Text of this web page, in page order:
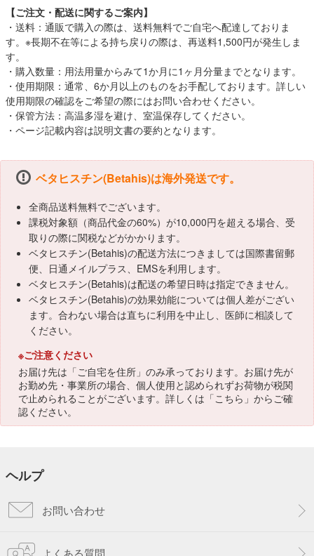
【ご注文・配送に関するご案内】
・送料：通販で購入の際は、送料無料でご自宅へ配達しておりま
す。※長期不在等による持ち戻りの際は、再送料1,500円が発生しま
す。
・購入数量：用法用量からみて1か月に1ヶ月分量までとなります。
・使用期限：通常、6か月以上のものをお手配しております。詳しい
使用期限の確認をご希望の際にはお問い合わせください。
・保管方法：高温多湿を避け、室温保存してください。
・ページ記載内容は説明文書の要約となります。
ベタヒスチン(Betahis)は海外発送です。
全商品送料無料でございます。
課税対象額（商品代金の60%）が10,000円を超える場合、受
取りの際に関税などがかかります。
ベタヒスチン(Betahis)の配送方法につきましては国際書留郵
便、日通メイルプラス、EMSを利用します。
ベタヒスチン(Betahis)は配送の希望日時は指定できません。
ベタヒスチン(Betahis)の効果効能については個人差がござい
ます。合わない場合は直ちに利用を中止し、医師に相談して
ください。
※ご注意ください
お届け先は「ご自宅を住所」のみ承っております。お届け先が
お勤め先・事業所の場合、個人使用と認められずお荷物が税関
で止められることがございます。詳しくは「こちら 」からご確
認ください。
ヘルプ
お問い合わせ
よくある質問